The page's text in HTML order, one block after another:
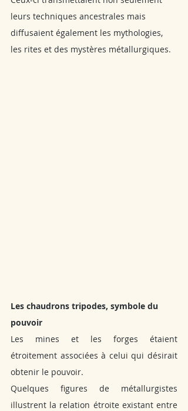
leurs techniques ancestrales mais
diffusaient également les mythologies,
les rites et des mystères métallurgiques.
Les chaudrons tripodes, symbole du
pouvoir
Les mines et les forges étaient
étroitement associées à celui qui désirait
obtenir le pouvoir.
Quelques figures de métallurgistes
illustrent la relation étroite existant entre